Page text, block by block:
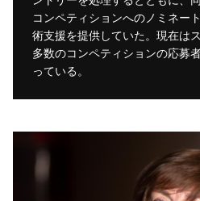
コンペティションへのノミネー
術支援を提供していた。現在は
多数のコンペティションの応募
っている。